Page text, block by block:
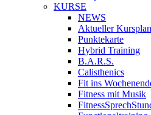
KURSE
NEWS
Aktueller Kursplan
Punktekarte
Hybrid Training
B.A.R.S.
Calisthenics
Fit ins
Fitness mit Musik